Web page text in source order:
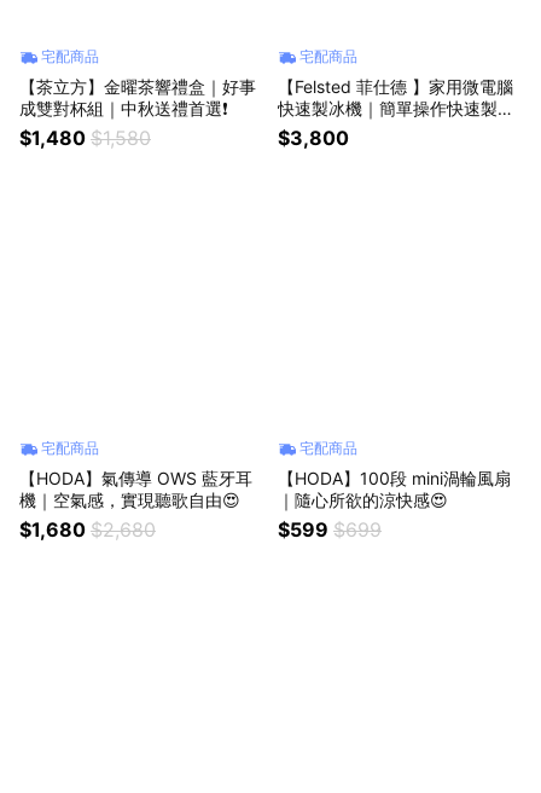
宅配商品
【茶立方】金曜茶響禮盒｜好事
成雙對杯組｜中秋送禮首選❗
$1,480 $1,580
宅配商品
【Felsted 菲仕德 】家用微電腦
快速製冰機｜簡單操作快速製冰
🔥
$3,800
宅配商品
【HODA】氣傳導 OWS 藍牙耳
機｜空氣感，實現聽歌自由😍
$1,680 $2,680
宅配商品
【HODA】100段 mini渦輪風扇
｜隨心所欲的涼快感😍
$599 $699